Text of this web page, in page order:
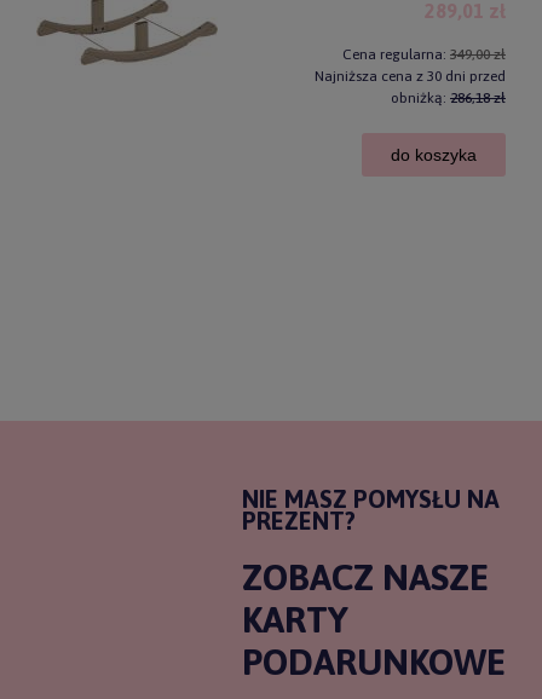
289,01 zł
Cena regularna: 349,00 zł
Najniższa cena z 30 dni przed
obniżką: 286,18 zł
do koszyka
NIE MASZ POMYSŁU NA
PREZENT?
ZOBACZ NASZE
KARTY
PODARUNKOWE